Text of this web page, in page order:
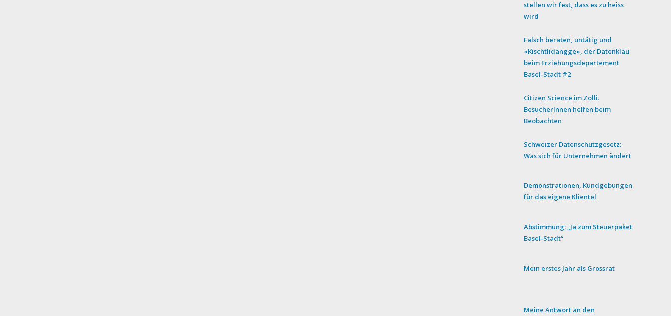
stellen wir fest, dass es zu heiss
wird
Falsch beraten, untätig und
«Kischtlidängge», der Datenklau
beim Erziehungsdepartement
Basel-Stadt #2
Citizen Science im Zolli.
BesucherInnen helfen beim
Beobachten
Schweizer Datenschutzgesetz:
Was sich für Unternehmen ändert
Demonstrationen, Kundgebungen
für das eigene Klientel
Abstimmung: „Ja zum Steuerpaket
Basel-Stadt“
Mein erstes Jahr als Grossrat
Meine Antwort an den